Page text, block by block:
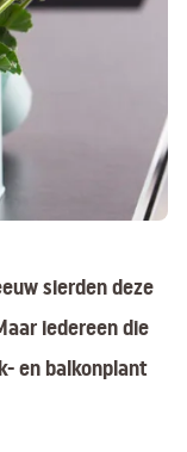
sierden deze
iedereen die
en balkonplant